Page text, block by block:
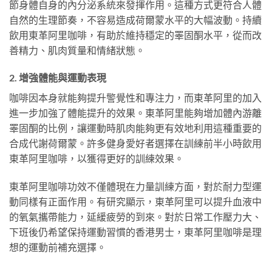
節身體自身的內分泌系統來發揮作用。這種方式更符合人體
自然的生理節奏，不容易造成荷爾蒙水平的大幅波動。持續
飲用東革阿里咖啡，有助於維持穩定的睪固酮水平，從而改
善精力、肌肉質量和情緒狀態。
2. 增強體能與運動表現
咖啡因本身就能夠提升警覺性和專注力，而東革阿里的加入
進一步加強了體能提升的效果。東革阿里能夠增加體內游離
睪固酮的比例，讓運動時肌肉能夠更有效地利用這種重要的
合成代謝荷爾蒙。許多健身愛好者選擇在訓練前半小時飲用
東革阿里咖啡，以獲得更好的訓練效果。
東革阿里咖啡功效不僅體現在力量訓練方面，對於耐力型運
動同樣有正面作用。有研究顯示，東革阿里可以提升血液中
的氧氣攜帶能力，延緩疲勞的到來。對於日常工作壓力大、
下班後仍希望保持運動習慣的香港男士，東革阿里咖啡是理
想的運動前補充選擇。